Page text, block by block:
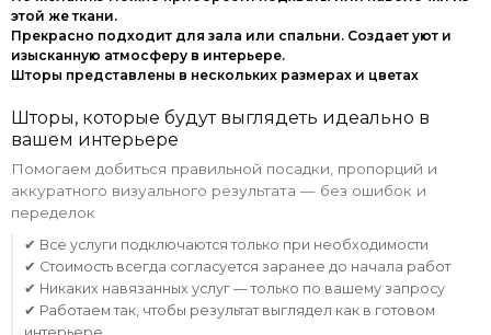
этой же ткани.
Прекрасно подходит для зала или спальни. Создает уют и
изысканную атмосферу в интерьере.
Шторы представлены в нескольких размерах и цветах
Шторы, которые будут выглядеть идеально в
вашем интерьере
Помогаем добиться правильной посадки, пропорций и
аккуратного визуального результата — без ошибок и
переделок
✔ Все услуги подключаются только при необходимости
✔ Стоимость всегда согласуется заранее до начала работ
✔ Никаких навязанных услуг — только по вашему запросу
✔ Работаем так, чтобы результат выглядел как в готовом